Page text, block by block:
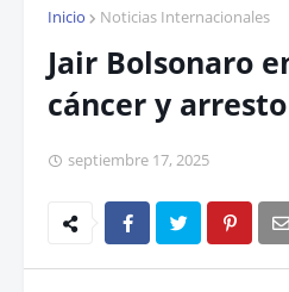
Inicio Noticias Internacionales
Jair Bolsonaro
cáncer y
septiembre 17, 2025